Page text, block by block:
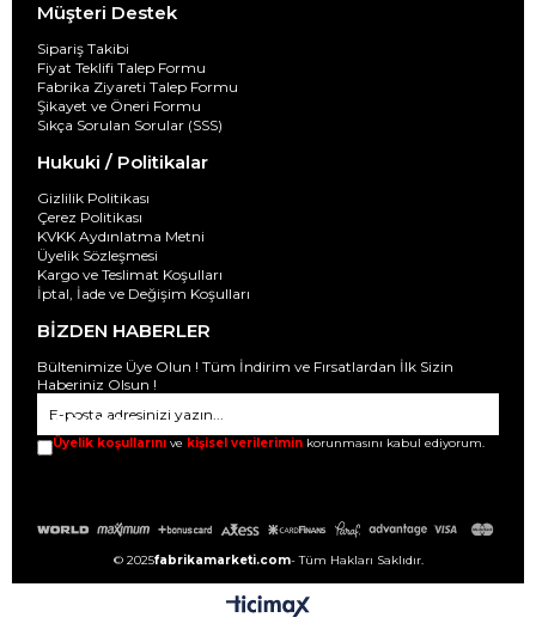
Müşteri Destek
Sipariş Takibi
Fiyat Teklifi Talep Formu
Fabrika Ziyareti Talep Formu
Şikayet ve Öneri Formu
Sıkça Sorulan Sorular (SSS)
Hukuki / Politikalar
Gizlilik Politikası
Çerez Politikası
KVKK Aydınlatma Metni
Üyelik Sözleşmesi
Kargo ve Teslimat Koşulları
İptal, İade ve Değişim Koşulları
BİZDEN HABERLER
Bültenimize Üye Olun ! Tüm İndirim ve Fırsatlardan İlk Sizin
Haberiniz Olsun !
GÖNDER
Üyelik koşullarını ve kişisel verilerimin korunmasını kabul ediyorum.
© 2025fabrikamarketi.com- Tüm Hakları Saklıdır.